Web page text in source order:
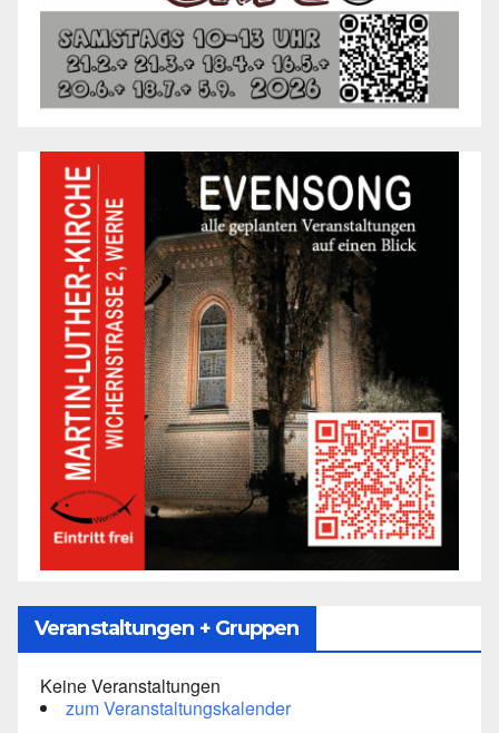
Veranstaltungen + Gruppen
Keine Veranstaltungen
zum Veranstaltungskalender